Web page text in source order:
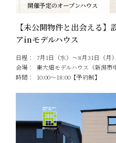
開催予定のオープンハウス
【未公開物件と出会える
アinモデルハウス
日程：
7月1日（水）～8月31日（月）
会場：
東大畑モデルハウス（新潟市
時間：
10:00～18:00【予約制】